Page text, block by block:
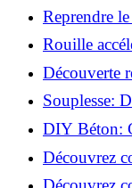
pouvoirs
Reprendre
meilleures
Rouille
la corrosion
Découverte
régénération
Souplesse:
votre
DIY Béton:
tendance!
Découvrez
Astuces et